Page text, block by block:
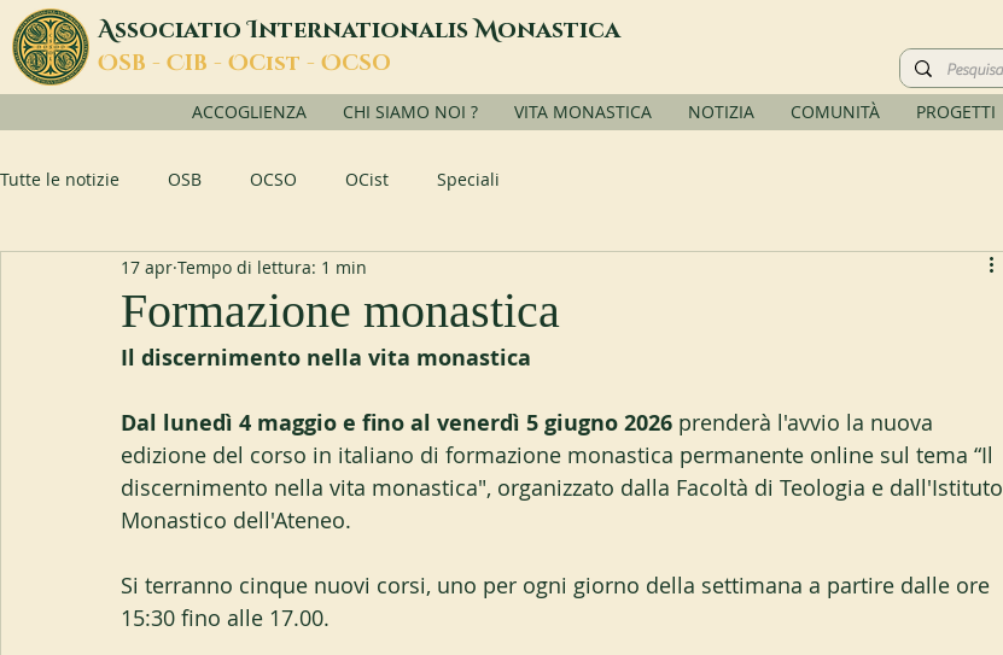
AssociatioInternationalisMonastica
OSB - CIB - OCist - OCSO
ACCOGLIENZA CHI SIAMO NOI ? VITA MONASTICA NOTIZIA COMUNITÀ PROGETTI
Tutte le notizie OSB OCSO OCist Speciali
Formazione monastica
17 apr Tempo di lettura: 1 min
Il discernimento nella vita monastica
Dal lunedì 4 maggio e fino al venerdì 5 giugno 2026 prenderà l'avvio la nuova
edizione del corso in italiano di formazione monastica permanente online sul tema “Il
discernimento nella vita monastica", organizzato dalla Facoltà di Teologia e dall'Istituto
Monastico dell'Ateneo.
Si terranno cinque nuovi corsi, uno per ogni giorno della settimana a partire dalle ore
15:30 fino alle 17.00.